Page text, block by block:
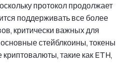
протокол продолжает
поддерживать все более
критически важных для
стейблкоины, токены
такие как ETH,